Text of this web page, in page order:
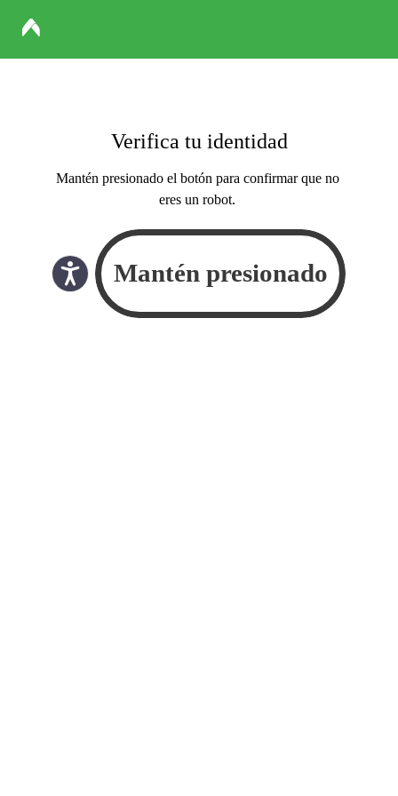
Verifica tu identidad
Mantén presionado el botón para confirmar que no
eres un robot.